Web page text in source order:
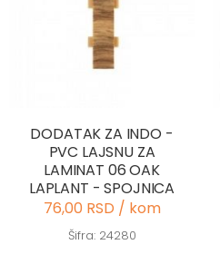
DODATAK ZA INDO -
PVC LAJSNU ZA
LAMINAT 06 OAK
LAPLANT - SPOJNICA
76,00 RSD / kom
Šifra: 24280